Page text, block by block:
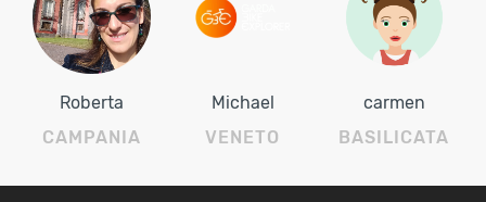
Roberta
CAMPANIA
Michael
VENETO
carmen
BASILICATA